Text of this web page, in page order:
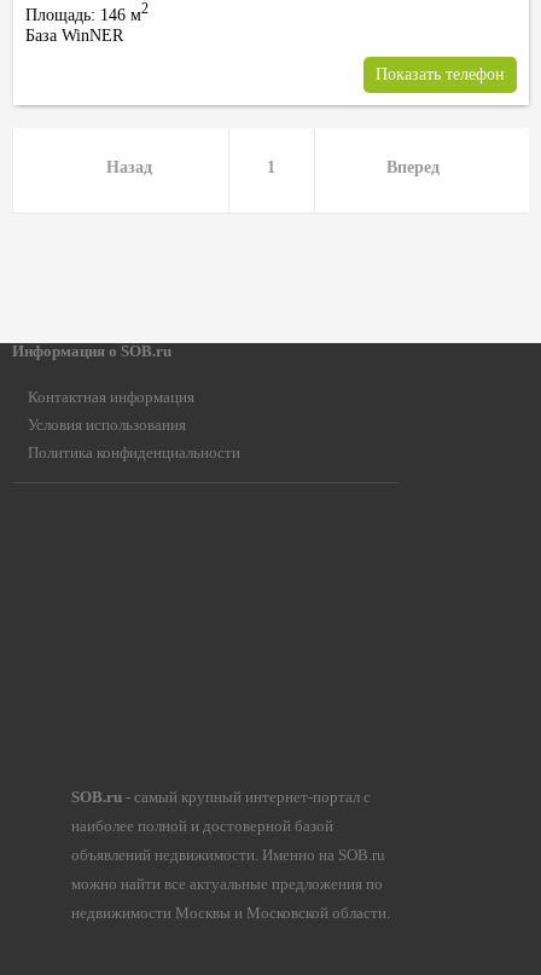
Площадь: 146 м2
База WinNER
Показать телефон
Назад 1 Вперед
Информация о SOB.ru
Контактная информация
Условия использования
Политика конфиденциальности
SOB.ru- самый крупный интернет-портал с
наиболее полной и достоверной базой
объявлений недвижимости. Именно на SOB.ru
можно найти все актуальные предложения по
недвижимости Москвы и Московской области.